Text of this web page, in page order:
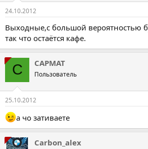
24.10.2012
Выходные,с большой вероятностью
так что остаётся кафе.
C CAPMAT
Пользователь
25.10.2012
а чо зативаете
Carbon_alex